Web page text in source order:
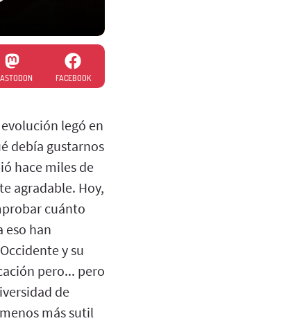
FACEBOOK
legó en
debía gustarnos
hace miles de
agradable. Hoy,
cuánto
eso han
y su
pero... pero
de
más sutil